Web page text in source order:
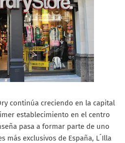
continúa creciendo en la capital
establecimiento en el centro
pasa a formar parte de uno
más exclusivos de España, L´Illa